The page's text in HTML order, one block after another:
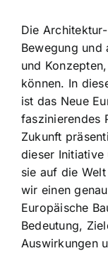
Die
Bewegung und
und
können. In
ist das Neue
faszinierendes
Zukunft
dieser
sie auf die
wir einen
Europäische
Bedeutung,
Auswirkungen